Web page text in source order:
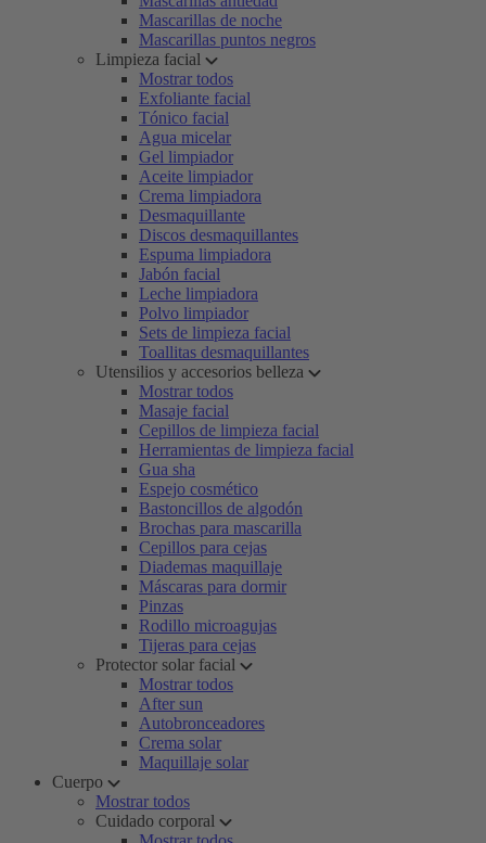
Mascarillas de noche
Mascarillas puntos negros
Limpieza facial
Mostrar todos
Exfoliante facial
Tónico facial
Agua micelar
Gel limpiador
Aceite limpiador
Crema limpiadora
Desmaquillante
Discos desmaquillantes
Espuma limpiadora
Jabón facial
Leche limpiadora
Polvo limpiador
Sets de limpieza facial
Toallitas desmaquillantes
Utensilios y accesorios belleza
Mostrar todos
Masaje facial
Cepillos de limpieza facial
Herramientas de limpieza facial
Gua sha
Espejo cosmético
Bastoncillos de algodón
Brochas para mascarilla
Cepillos para cejas
Diademas maquillaje
Máscaras para dormir
Pinzas
Rodillo microagujas
Tijeras para cejas
Protector solar facial
Mostrar todos
After sun
Autobronceadores
Crema solar
Maquillaje solar
Cuerpo
Mostrar todos
Cuidado corporal